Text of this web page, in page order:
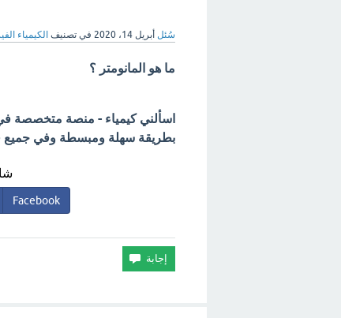
سُئل أبريل 14، 2020 في تصنيف الكيمياء
ما هو المانومتر ؟
اسألني كيمياء - منصة متخصصة
بطريقة سهلة ومبسطة وفي جميع
Facebook